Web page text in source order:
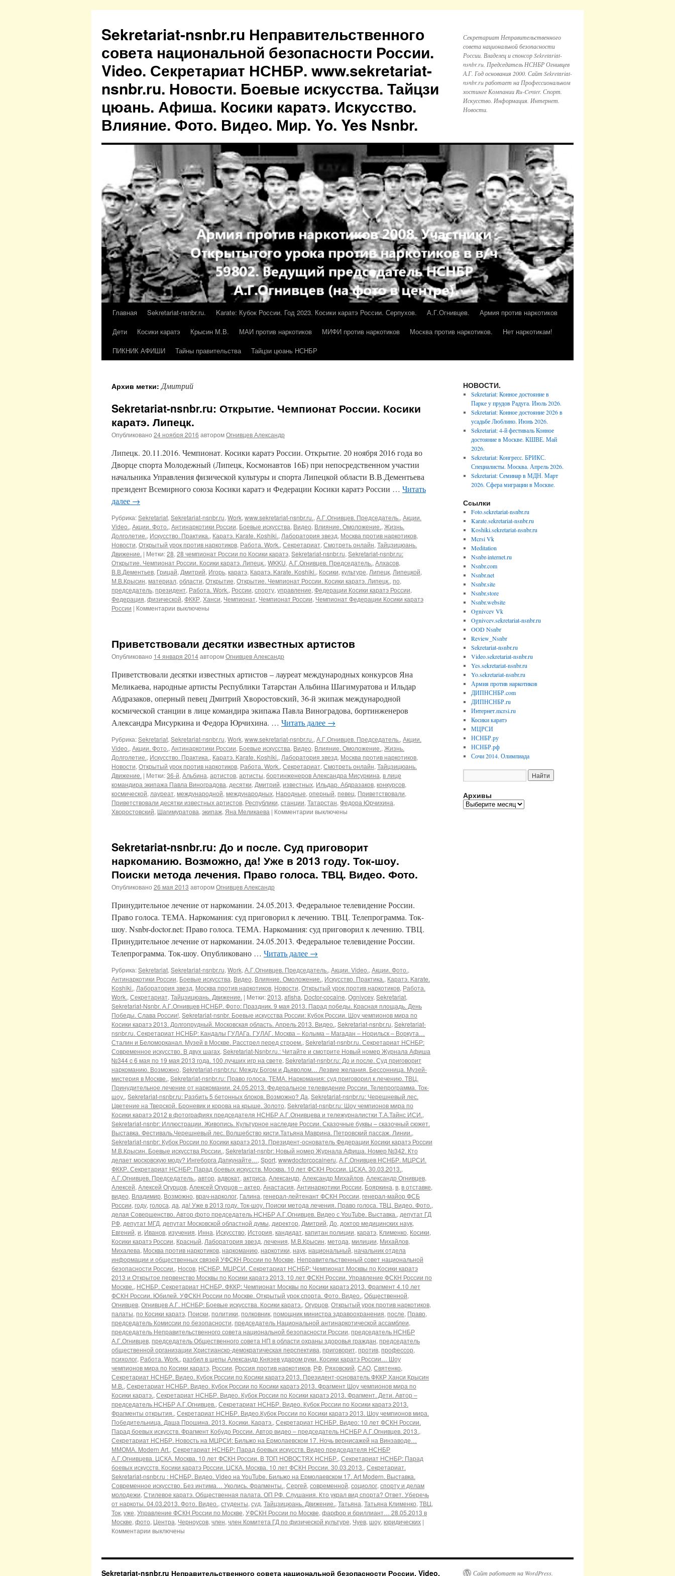
Sekretariat-nsnbr.ru Неправительственного
совета национальной безопасности России.
Video. Секретариат НСНБР. www.sekretariat-
nsnbr.ru. Новости. Боевые искусства. Тайцзи
цюань. Афиша. Косики каратэ. Искусство.
Влияние. Фото. Видео. Мир. Yo. Yes Nsnbr.
Секретариат Неправительственного
совета национальной безопаcности
России. Владелец и спонсор Sekretariat-
nsnbr.ru. Председатель НСНБР Огнивцев
А.Г. Год основания 2000. Сайт Sekretariat-
nsnbr.ru работает на Профессиональном
хостинге Компании Ru-Center. Спорт.
Искусство. Информация. Интернет.
Новости.
Главная Sekretariat-nsnbr.ru. Karate: Кубок России. Год 2023. Косики каратэ России. Серпухов. А.Г.Огнивцев.
Армия против наркотиков
Дети
Косики каратэ Крысин М.В. МАИ против наркотиков МИФИ против наркотиков Москва против наркотиков.
Нет наркотикам!
ПИКНИК АФИШИ
Тайны правительства Тайцзи цюань НСНБР
Архив метки:Дмитрий
Sekretariat-nsnbr.ru: Открытие. Чемпионат России. Косики
каратэ. Липецк.
Опубликовано 24 ноября 2016 авторомОгнивцев Александр
Липецк. 20.11.2016. Чемпионат. Косики каратэ России. Открытие. 20 ноября 2016 года во
Дворце спорта Молодежный (Липецк, Космонавтов 16Б) при непосредственном участии
начальника Управления физической культуры и спорта Липецкой области В.В.Дементьева
президент Всемирного союза Косики каратэ и Федерации Косики каратэ России … Читать
далее →
Рубрика:Sekretariat, Sekretariat-nsnbr.ru, Work, www.sekretariat-nsnbr.ru., А.Г.Огнивцев. Председатель., Акции.
Video., Акции. Фото., Антинаркотики России, Боевые искусства, Видео, Влияние. Омоложение., Жизнь.
Долголетие., Искусство. Практика., Каратэ. Karate. Koshiki., Лаборатория звезд, Москва против наркотиков,
Новости, Открытый урок против наркотиков, Работа. Work., Секретариат, Смотреть онлайн, Тайцзицюань.
Движение. | Метки:28, 28 чемпионат России по Косики каратэ, Sekretariat-nsnbr.ru, Sekretariat-nsnbr.ru:
Открытие. Чемпионат России. Косики каратэ. Липецк., WKKU, А.Г.Огнивцев. Председатель., Алхасов,
В.В.Дементьев, Грицай, Дмитрий, Игорь, каратэ, Каратэ. Karate. Koshiki., Косики, культуре, Липецк, Липецкой,
М.В.Крысин, материал, области, Открытие, Открытие. Чемпионат России. Косики каратэ. Липецк., по,
председатель, президент, Работа. Work., России, спорту, управление, Федерации Косики каратэ России,
Федерация, физической, ФККР, Ханси, Чемпионат, Чемпионат России, Чемпионат Федерации Косики каратэ
России | Комментарии выключены
Приветствовали десятки известных артистов
Опубликовано 14 января 2014авторомОгнивцев Александр
Приветствовали десятки известных артистов – лауреат международных конкурсов Яна
Меликаева, народные артисты Республики Татарстан Альбина Шагимуратова и Ильдар
Абдразаков, оперный певец Дмитрий Хворостовский, 36-й экипаж международной
космической станции в лице командира экипажа Павла Виноградова, бортинженеров
Александра Мисуркина и Федора Юрчихина. … Читать далее →
Рубрика:Sekretariat, Sekretariat-nsnbr.ru, Work, www.sekretariat-nsnbr.ru., А.Г.Огнивцев. Председатель., Акции.
Video., Акции. Фото., Антинаркотики России, Боевые искусства, Видео, Влияние. Омоложение., Жизнь.
Долголетие., Искусство. Практика., Каратэ. Karate. Koshiki., Лаборатория звезд, Москва против наркотиков,
Новости, Открытый урок против наркотиков, Работа. Work., Секретариат, Смотреть онлайн, Тайцзицюань.
Движение. | Метки:36-й, Альбина, артистов, артисты, бортинженеров Александра Мисуркина, в лице
командира экипажа Павла Виноградова, десятки, Дмитрий, известных, Ильдар. Абдразаков, конкурсов,
космической, лауреат, международной, международных, Народные, оперный, певец, Приветствовали,
Приветствовали десятки известных артистов, Республики, станции, Татарстан, Федора Юрчихина,
Хворостовский, Шагимуратова, экипаж, Яна Меликаева | Комментарии выключены
Sekretariat-nsnbr.ru: До и после. Суд приговорит
наркоманию. Возможно, да! Уже в 2013 году. Ток-шоу.
Поиски метода лечения. Право голоса. ТВЦ. Видео. Фото.
Опубликовано 26 мая 2013 авторомОгнивцев Александр
Принудительное лечение от наркомании. 24.05.2013. Федеральное телевидение России.
Право голоса. ТЕМА. Наркомания: суд приговорил к лечению. ТВЦ. Телепрограмма. Ток-
шоу. Nsnbr-doctor.net: Право голоса. ТЕМА. Наркомания: суд приговорил к лечению. ТВЦ.
Принудительное лечение от наркомании. 24.05.2013. Федеральное телевидение России.
Телепрограмма. Ток-шоу. Опубликовано … Читать далее →
Рубрика:Sekretariat, Sekretariat-nsnbr.ru, Work, А.Г.Огнивцев. Председатель., Акции. Video., Акции. Фото.,
Антинаркотики России, Боевые искусства, Видео, Влияние. Омоложение., Искусство. Практика., Каратэ. Karate.
Koshiki., Лаборатория звезд, Москва против наркотиков, Новости, Открытый урок против наркотиков, Работа.
Work., Секретариат, Тайцзицюань. Движение. | Метки:2013, afisha, Doctor-cocaine, Ognivcev, Sekretariat,
Sekretariat-Nsnbr. А.Г.Огнивцев НСНБР. Фото: Праздник. 9 мая 2013. Парад победы. Красная площадь. День
Победы. Слава России!, Sekretariat-nsnbr. Боевые искусства России: Кубок России. Шоу чемпионов мира по
Косики каратэ 2013. Долгопрудный. Московская область. Апрель 2013. Видео., Sekretariat-nsnbr.ru, Sekretariat-
nsnbr.ru. Секретариат НСНБР: Кандалы ГУЛАГа. ГУЛАГ. Москва – Колыма – Магадан – Норильск – Воркута…
Сталин и Беломорканал. Музей в Москве. Расстрел перед строем., Sekretariat-nsnbr.ru. Секретариат НСНБР:
Современное искусство. В двух шагах, Sekretariat-Nsnbr.ru.: Читайте и смотрите Новый номер Журнала Афиша
№344 c 6 мая по 19 мая 2013 года. 100 лучших игр на свете, Sekretariat-nsnbr.ru: До и после. Суд приговорит
наркоманию. Возможно, Sekretariat-nsnbr.ru: Между Богом и Дьяволом… Лезвие желания. Бессонница. Музей-
мистерия в Москве., Sekretariat-nsnbr.ru: Право голоса. ТЕМА. Наркомания: суд приговорил к лечению. ТВЦ.
Принудительное лечение от наркомании. 24.05.2013. Федеральное телевидение России. Телепрограмма. Ток-
шоу., Sekretariat-nsnbr.ru: Разбить 5 бетонных блоков. Возможно? Да, Sekretariat-nsnbr.ru: Черешневый лес.
Цветение на Тверской. Броневик и корова на крыше. Золото, Sekretariat-nsnbr.ru: Шоу чемпионов мира по
Косики каратэ 2012 в фотографиях председателя НСНБР А.Г.Огнивцева и тележурналистки Т.А.Тайнс ИСИ.,
Sekretariat-nsnbr: Иллюстрации. Живопись. Культурное наследие России. Сказочные буквы – сказочный сюжет.
Выставка. Фестиваль.Черешневый лес. Волшебство кисти.Татьяна Маврина. Петровский пассаж. Линии.,
Sekretariat-nsnbr: Кубок России по Косики каратэ 2013. Президент-основатель Федерации Косики каратэ России
М.В.Крысин. Боевые искусства России., Sekretariat-nsnbr: Новый номер Журнала Афиша. Номер №342. Кто
делает московскую моду? Ингеборга Дапкунайте… , Sport, wwwdoctorcocaineru, А.Г.Огнивцев НСНБР. МЦРСИ.
ФККР. Секретариат НСНБР: Парад боевых искусств. Москва. 10 лет ФСКН России. ЦСКА. 30.03.2013.,
А.Г.Огнивцев. Председатель., автор, адвокат, актриса, Александр, Александр Михайлов, Александр Огнивцев,
Алексей, Алексей Огурцов, Алексей Огурцов – актер, Анастасия, Антинаркотики России, Бояркина, в, в отставке,
видео, Владимир, Возможно, врач-нарколог, Галина, генерал-лейтенант ФСКН России, генерал-майор ФСБ
России, году, голоса, да, да! Уже в 2013 году. Ток-шоу. Поиски метода лечения. Право голоса. ТВЦ. Видео. Фото.,
делая Совершенство. Автор фото председатель НСНБР А.Г.Огнивцев. Видео с YouTube. Выставка., депутат ГД
РФ, депутат МГД, депутат Московской областной думы, директор, Дмитрий, До, доктор медицинских наук,
Евгений, и, Иванов, изучения, Инна, Искусство, История, кандидат, капитан полиции, каратэ, Клименко, Косики,
Косики каратэ России, Красный, Лаборатория звезд, лечения, М.В.Крысин, метода, милиции, Михайлов,
Михалева, Москва против наркотиков, наркоманию, наркотики, наук, национальный, начальник отдела
информации и общественных связей УФСКН России по Москве, Неправительственный совет национальной
безопасности России., Носов, НСНБР. МЦРСИ. Секретариат НСНБР: Чемпионат Москвы по Косики каратэ
2013 и Открытое первенство Москвы по Косики каратэ 2013. 10 лет ФСКН России. Управление ФСКН России по
Москве., НСНБР. Секретариат НСНБР. ФККР: Чемпионат Москвы по Косики каратэ 2013. Фрагмент 4.10 лет
ФСКН России. Юбилей. УФСКН России по Москве. Открытый урок спорта. Фото. Видео., Общественной,
Огнивцев, Огнивцев А.Г. НСНБР: Боевые искусства. Косики каратэ., Огурцов, Открытый урок против наркотиков,
палаты, по Косики каратэ, Поиски, политики, полковник, помощник министра здравоохранения, после, Право,
председатель Комиссии по безопасности, председатель Национальной антинаркотической ассамблеи,
председатель Неправительственного совета национальной безопасности России, председатель НСНБР
А.Г.Огнивцев, председатель Общественного совета НП в области охраны здоровья граждан, председатель
общественной организации Христианско-демократическая перспектива, приговорит, против, профессор,
психолог, Работа. Work., разбил в щепы Александр Князев ударом руки. Косики каратэ России… Шоу
чемпионов мира по Косики каратэ, России, Россия против наркотиков, РФ, Ряховский, САО, Святенко,
Секретариат НСНБР. Видео. Кубок России по Косики каратэ 2013. Президент-основатель ФККР Ханси Крысин
М.В., Секретариат НСНБР. Видео. Кубок России по Косики каратэ 2013. Фрагмент Шоу чемпионов мира по
Косики каратэ., Секретариат НСНБР. Видео. Кубок России по Косики каратэ 2013. Фрагмент. Дети. Автор –
председатель НСНБР А.Г.Огнивцев., Секретариат НСНБР. Видео. Кубок России по Косики каратэ 2013.
Фрагменты открытия., Секретариат НСНБР. Видео.Кубок России по Косики каратэ 2013. Шоу чемпионов мира.
Победительница. Даша Прошина. 2013. Косики. Каратэ., Секретариат НСНБР. Видео: 10 лет ФСКН России.
Парад боевых искусств. Фрагмент Кобудо России. Автор видео – председатель НСНБР А.Г.Огнивцев. 2013.,
Секретариат НСНБР. Новость на МЦРСИ: Бильжо на Ермолаевском 17. Ночь вернисажей на Винзаводе…
ММОМА. Modern Art., Секретариат НСНБР: Парад боевых искусств. Видео председателя НСНБР
А.Г.Огнивцева. ЦСКА. Москва. 10 лет ФСКН России. В ТОП НОВОСТЯХ НСНБР., Секретариат НСНБР: Парад
боевых искусств. Косики каратэ России. ЦСКА. Москва. 10 лет ФСКН России. 30.03.2013., Секретариат.
Sekretariat-nsnbr.ru : НСНБР. Видео. Video на YouTube. Бильжо на Ермолаевском 17. Art Modern. Выставка.
Современное искусство. Без интима… Уколись. Фрагменты., Сергей, современной, социолог, спорту и делам
молодежи, Стилевое каратэ. Общественная палата. ОП РФ. Слушания. Кто украл вид спорта? Ответ. Уберечь
от наркоты. 04.03.2013. Фото. Видео., студенты, суд, Тайцзицюань. Движение., Татьяна, Татьяна Клименко, ТВЦ,
Ток, уже, Управление ФСКН России по Москве, УФСКН России по Москве, фарфор и бриллиант… 28.05.2013 в
Москве, фото, Центра, Черноусов, член, член Комитета ГД по физической культуре, Чуев, шоу, юридических |
Комментарии выключены
НОВОСТИ.
Sekretariat: Конное достояние в
Парке у прудов Радуга. Июль 2026.
Sekretariat: Конное достояние 2026 в
усадьбе Люблино. Июнь 2026.
Sekretariat: 4-й фестиваль Конное
достояние в Москве. КШВЕ. Май
2026.
Sekretariat: Конгресс. БРИКС.
Специалисты. Москва. Апрель 2026.
Sekretariat: Семинар в МДН. Март
2026. Сфера миграции в Москве.
Ссылки
Foto.sekretariat-nsnbr.ru
Karate.sekretariat-nsnbr.ru
Koshiki.sekretariat-nsnbr.ru
Mcrsi Vk
Meditation
Nsnbr-internet.ru
Nsnbr.com
Nsnbr.net
Nsnbr.site
Nsnbr.store
Nsnbr.website
Ognivcev Vk
Ognivcev.sekretariat-nsnbr.ru
OOD Nsnbr
Review_Nsnbr
Sekretariat-nsnbr.ru
Video.sekretariat-nsnbr.ru
Yes.sekretariat-nsnbr.ru
Yo.sekretariat-nsnbr.ru
Армия против наркотиков
ДИПНСНБР.com
ДИПНСНБР.ru
Интернет.mcrsi.ru
Косики каратэ
МЦРСИ
НСНБР.ру
НСНБР.рф
Сочи 2014. Олимпиада
Архивы
Sekretariat-nsnbr.ru Неправительственного совета национальной безопасности России. Video. Сайт работает на WordPress.